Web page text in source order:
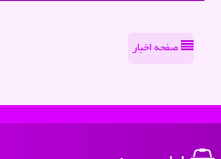
صفحه اخبار